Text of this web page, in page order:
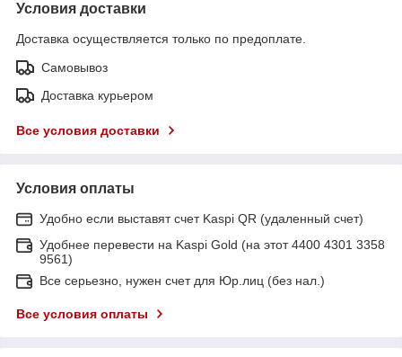
Условия доставки
Доставка осуществляется только по предоплате.
Самовывоз
Доставка курьером
Все условия доставки
Условия оплаты
Удобно если выставят счет Kaspi QR (удаленный счет)
Удобнее перевести на Kaspi Gold (на этот 4400 4301 3358
9561)
Все серьезно, нужен счет для Юр.лиц (без нал.)
Все условия оплаты